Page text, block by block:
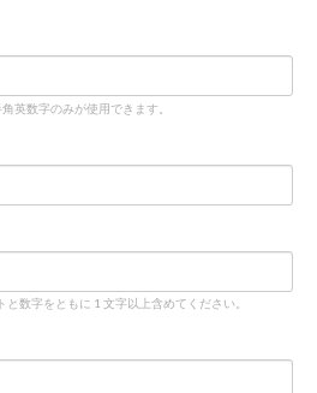
英数字のみが使用できます。
数字をともに 1 文字以上含めてください。